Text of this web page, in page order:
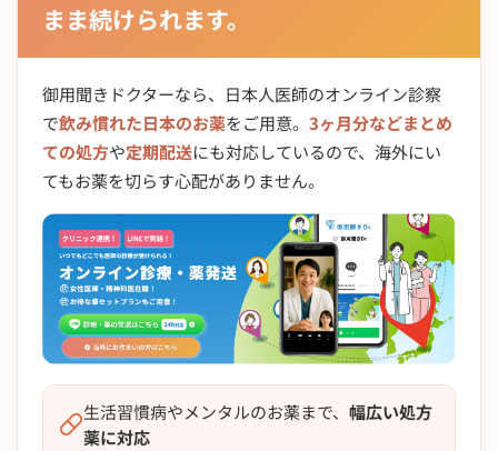
まま続けられます。
御用聞きドクターなら、日本人医師のオンライン診察
で飲み慣れた日本のお薬をご用意。 3ヶ月分などまとめ
ての処方や定期配送にも対応しているので、海外にい
てもお薬を切らす心配がありません。
生活習慣病やメンタルのお薬まで、 幅広い処方
薬に対応